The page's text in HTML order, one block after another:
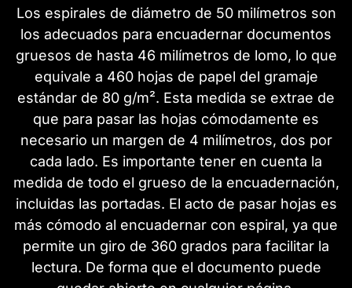
Los espirales de diámetro de 50 milímetros son
los adecuados para encuadernar documentos
gruesos de hasta 46 milímetros de lomo, lo que
equivale a 460 hojas de papel del gramaje
estándar de 80 g/m². Esta medida se extrae de
que para pasar las hojas cómodamente es
necesario un margen de 4 milímetros, dos por
cada lado. Es importante tener en cuenta la
medida de todo el grueso de la encuadernación,
incluidas las portadas. El acto de pasar hojas es
más cómodo al encuadernar con espiral, ya que
permite un giro de 360 grados para facilitar la
lectura. De forma que el documento puede